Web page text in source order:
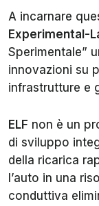
A incarnare
Experimental-
Sperimentale”
innovazioni su
infrastrutture e
ELF non è un
di sviluppo
della ricarica
l’auto in una
conduttiva